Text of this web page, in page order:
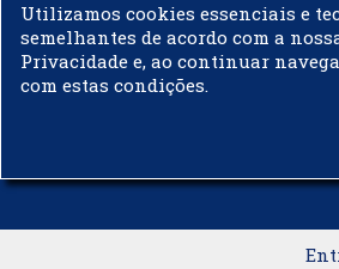
Acelen Renováveis assina
Bunge para óleo de soja
Bahia
Utilizamos cookies essenciais e
semelhantes de acordo com a
Privacidade e, ao continuar
com estas condições.